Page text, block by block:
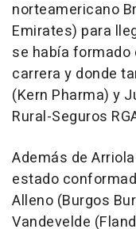
norteamericano
Emirates) para
se había formado
carrera y donde
(Kern Pharma) y
Rural-Seguros
Además de
estado
Alleno (Burgos
Vandevelde